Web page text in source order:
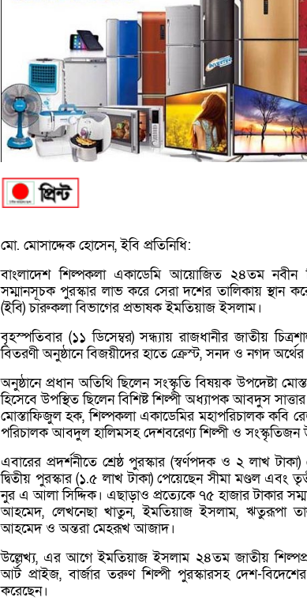
মো. মোসাদ্দেক হোসেন, ইবি প্রতিনিধি:
বাংলাদেশ শিল্পকলা একাডেমি আয়োজিত ২৪তম নবীন
সম্মানসূচক পুরস্কার লাভ করে সেরা দশের তালিকায় স্থান
(ইবি) চারুকলা বিভাগের প্রভাষক ইমতিয়াজ ইসলাম।
বৃহস্পতিবার (১১ ডিসেম্বর) সন্ধ্যায় রাজধানীর জাতীয়
বিতরণী অনুষ্ঠানে বিজয়ীদের হাতে ক্রেস্ট, সনদ ও নগদ
অনুষ্ঠানে প্রধান অতিথি ছিলেন সংস্কৃতি বিষয়ক উপদেষ্টা
হিসেবে উপস্থিত ছিলেন বিশিষ্ট শিল্পী অধ্যাপক আবদুস
মোস্তাফিজুল হক, শিল্পকলা একাডেমির মহাপরিচালক কবি
পরিচালক আবদুল হালিমসহ দেশবরেণ্য শিল্পী ও সংস্কৃতিজন
এবারের প্রদর্শনীতে শ্রেষ্ঠ পুরস্কার (স্বর্ণপদক ও ২ লাখ
দ্বিতীয় পুরস্কার (১.৫ লাখ টাকা) পেয়েছেন সীমা মণ্ডল এবং
নুর এ আলা সিদ্দিক। এছাড়াও প্রত্যেকে ৭৫ হাজার টাকার
আহমেদ, লেখনেছা খাতুন, ইমতিয়াজ ইসলাম, ঋতুরূপা
আহমেদ ও অন্তরা মেহরূখ আজাদ।
উল্লেখ্য, এর আগে ইমতিয়াজ ইসলাম ২৪তম জাতীয়
আর্ট প্রাইজ, বার্জার তরুণ শিল্পী পুরস্কারসহ দেশ-
করেছেন।